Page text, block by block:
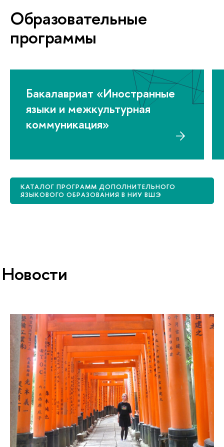
Образовательные
программы
Бакалавриат «Иностранные
языки и межкультурная
коммуникация»
КАТАЛОГ ПРОГРАММ ДОПОЛНИТЕЛЬНОГО
ЯЗЫКОВОГО ОБРАЗОВАНИЯ В НИУ ВШЭ
Новости